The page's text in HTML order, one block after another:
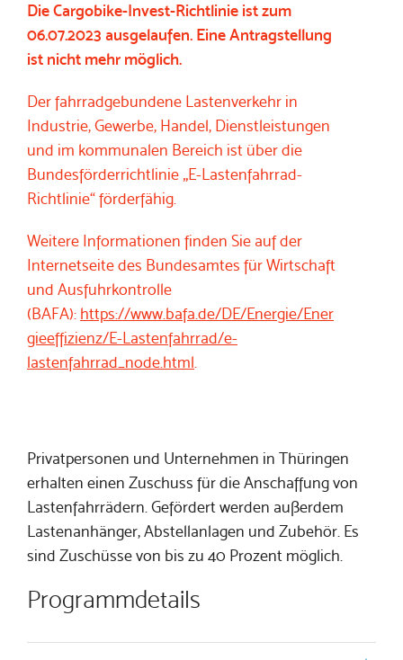
Die Cargobike-Invest-Richtlinie ist zum
06.07.2023 ausgelaufen. Eine Antragstellung
ist nicht mehr möglich.
Der fahrradgebundene Lastenverkehr in
Industrie, Gewerbe, Handel, Dienstleistungen
und im kommunalen Bereich ist über die
Bundesförderrichtlinie „E-Lastenfahrrad-
Richtlinie“ förderfähig.
Weitere Informationen finden Sie auf der
Internetseite des Bundesamtes für Wirtschaft
und Ausfuhrkontrolle
(BAFA): https://www.bafa.de/DE/Energie/Ener
gieeffizienz/E-Lastenfahrrad/e-
lastenfahrrad_node.html
Privatpersonen und Unternehmen in Thüringen
erhalten einen Zuschuss für die Anschaffung von
Lastenfahrrädern. Gefördert werden außerdem
Lastenanhänger, Abstellanlagen und Zubehör. Es
sind Zuschüsse von bis zu 40 Prozent möglich.
Programmdetails